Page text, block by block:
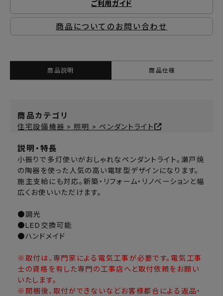
ご利用ガイド
商品についてのお問い合わせ
商品説明 商品仕様
商品カテゴリ
住宅設備機器 > 照明 > ペンダントライト
説明・特長
小振りで多灯使いがおしゃれなペンダントライト。瀬戸焼
の陶器を使った人気の高い電球型デザインになります。
施主支給にも対応。新築・リフォーム・リノベーションと幅
広くお使いいただけます。
●調光
●LED交換可能
●ハンドメイド
※取付は、専門家による電気工事が必要です。電気工事
士の資格を有した専門の工事店へと取付依頼をお願い
いたします。
※開梱後、取付ができないなどお客様都合による返品・